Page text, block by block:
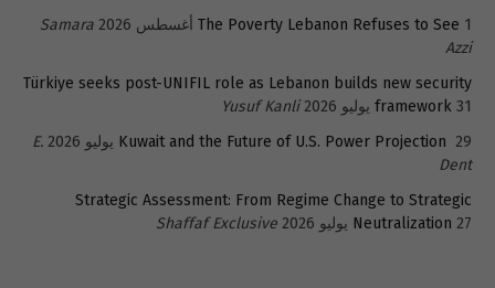
The Poverty Lebanon Refuses to See 1 أغسطس 2026
Samara
Azzi
Türkiye seeks post-UNIFIL role as Lebanon builds new security
framework 31 يوليو 2026
Yusuf Kanli
Kuwait and the Future of U.S. Power Projection 29 يوليو 2026
E.
Dent
Strategic Assessment: From Regime Change to Strategic
Neutralization 27 يوليو 2026 Shaffaf Exclusive